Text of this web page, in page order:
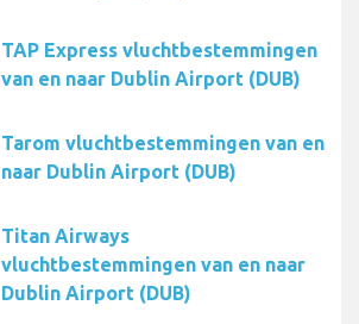
TAP Express vluchtbestemmingen
van en naar Dublin Airport (DUB)
Tarom vluchtbestemmingen van en
naar Dublin Airport (DUB)
Titan Airways
vluchtbestemmingen van en naar
Dublin Airport (DUB)